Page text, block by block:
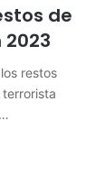
de
restos